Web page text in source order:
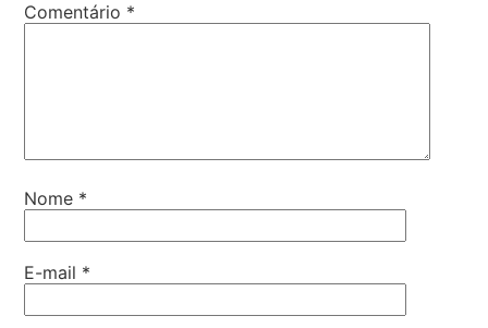
Comentário *
Nome *
E-mail *